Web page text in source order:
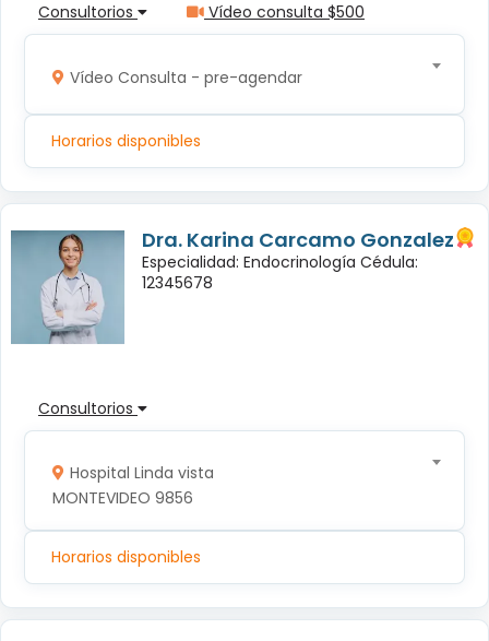
Consultorios Vídeo consulta $500
Vídeo Consulta - pre-agendar
Horarios disponibles
Dra. Karina Carcamo Gonzalez
Especialidad: Endocrinología Cédula:
12345678
Consultorios
Hospital Linda vista
MONTEVIDEO 9856
Horarios disponibles